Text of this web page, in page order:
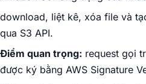
download, liệt kê, xóa file và
qua S3 API.
Điểm quan trọng: request gọi
được ký bằng AWS Signature